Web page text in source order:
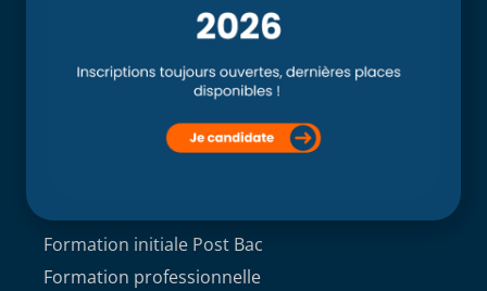
Clinique ostéopathique interne du CSO Paris
Service aux étudiants
ACCÈS ÉTUDIANT
Formation initiale Post Bac
Formation professionnelle